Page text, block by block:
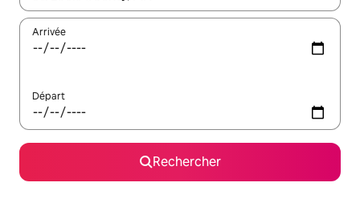
Arrivée
Départ
Rechercher